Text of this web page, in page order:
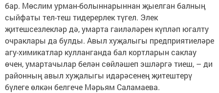
бар. Мөслим урман-болыннарыннан җыелган балның
сыйфаты тел-теш тидерерлек түгел. Элек
җитешсезлекләр дә, умарта гаиләләрен күпләп югалту
очраклары да булды. Авыл хуҗалыгы предприятиеләре
агу-химикатлар кулланганда бал кортларын саклау
өчен, умартачылар белән сөйләшеп эшләргә тиеш, – ди
районның авыл хуҗалыгы идарәсенең җитештерү
бүлеге өлкән белгече Мәрьям Саламаева.